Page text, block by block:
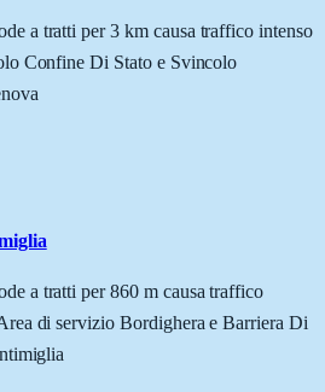
a tratti per 3 km causa traffico intenso
Confine Di Stato e Svincolo
a tratti per 860 m causa traffico
di servizio Bordighera e Barriera Di